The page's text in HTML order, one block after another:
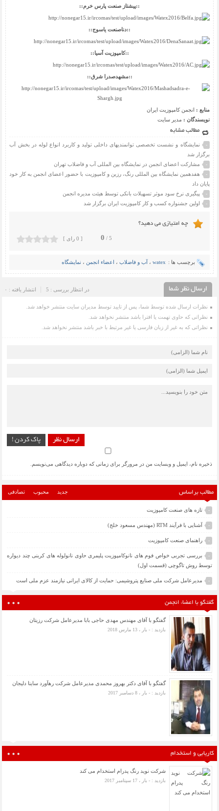
::پیشتاز صنعت پارس خرم::
::دناصنعت یاسوج::
::کامپوزیت آسیا::
::مشهدصدرا شرق::
منابع : انجمن کامپوزیت ایران
نویسندگان : مدیر سایت
مطالب مشابه
-
نمایشگاه و نشست تخصصی توانمندیهای داخلی تولید و کاربرد انواع لوله در بخش آب
برگزار شد
- مشارکت اعضای انجمن در نمایشگاه بین المللی آب و فاضلاب تهران
-
هفدهمین نمایشگاه بین المللی رنگ، رزین و کامپوزیت با حضور اعضای انجمن به کار خود
پایان داد
- پیگیری نرخ سود موثر تسهیلات بانکی توسط هیئت مدیره انجمن
- اولین جشنواره کسب و کار کامپوزیت ایران برگزار شد
چه امتیازی می دهید؟
5 /
0 [ 0 رای ]
برچسب ها : watex ،آب و فاضلاب ، اعضاء انجمن ، نمایشگاه
ارسال نظر شما انتشار یافته : ۰ در انتظار بررسی : 5
نظرات ارسال شده توسط شما، پس از تایید توسط مدیران سایت منتشر خواهد شد.
نظراتی که حاوی تهمت یا افترا باشد منتشر نخواهد شد.
نظراتی که به غیر از زبان فارسی یا غیر مرتبط با خبر باشد منتشر نخواهد شد.
ارسال نظر پاک کردن !
ذخیره نام، ایمیل و وبسایت من در مرورگر برای زمانی که دوباره دیدگاهی می‌نویسم.
مطالب براساس جدید محبوب تصادفی
- تازه های صنعت کامپوزیت
- آشنایی با فرآیند RTM (مهندس مسعود خلج)
- راهنمای صنعت کامپوزیت
-
بررسی تجربی خواص فوم های نانوکامپوزیت پلیمری حاوی نانولوله های کربنی چند دیواره
توسط روش تاگوچی (قسمت اول)
- مدیرعامل شرکت ملی صنایع پتروشیمی: حمایت از کالای ایرانی نیازمند عزم ملی است
گفتگو با اعضاء انجمن
گفتگو با آقای مهندس مهدی حاجی بابا مدیرعامل شرکت رزیتان
بازدید : - بار ، 13 مارس 2018
گفتگو با آقای دکتر بهروز محمدی مدیرعامل شرکت رهآورد ساینا دلیجان
بازدید : - بار ، 8 دسامبر 2017
کاریابی و استخدام
شرکت نوید رنگ پدرام استخدام می کند
بازدید : - بار ، 17 سپتامبر 2017